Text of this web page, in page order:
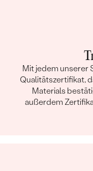
Mit jedem unserer
Qualitätszertifikat,
Materials
außerdem